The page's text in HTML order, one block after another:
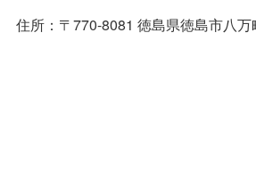
住所：〒770-8081 徳島県徳島市八